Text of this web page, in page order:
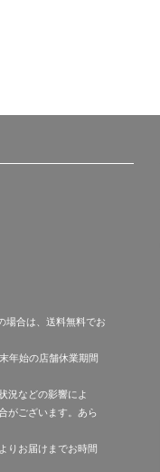
場合は、送料無料でお
年始の店舗休業期間
況などの影響によ
がございます。あら
りお届けまでお時間